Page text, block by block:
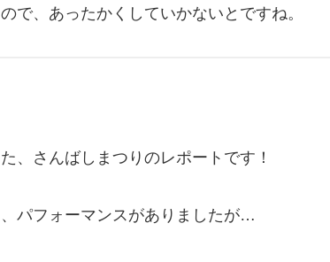
で、あったかくしていかないとですね。
、さんばしまつりのレポートです！
パフォーマンスがありましたが…